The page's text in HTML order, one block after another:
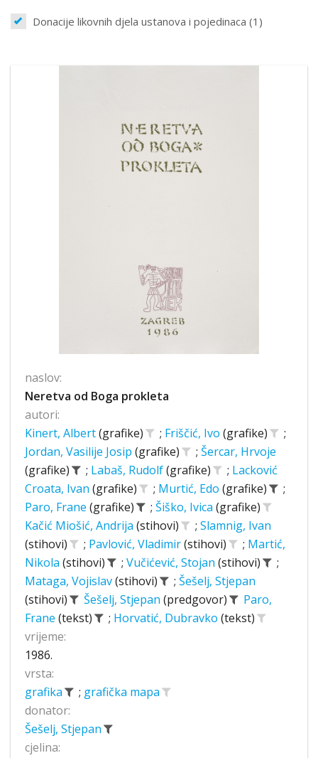
Donacije likovnih djela ustanova i pojedinaca (1)
naslov:
Neretva od Boga prokleta
autori:
Kinert, Albert(grafike) ; Friščić, Ivo (grafike)
;
Jordan, Vasilije Josip (grafike) ; Šercar, Hrvoje
(grafike)
; Labaš, Rudolf(grafike) ; Lacković
Croata, Ivan (grafike) ; Murtić, Edo (grafike)
;
Paro, Frane (grafike) ; Šiško, Ivica (grafike)
Kačić Miošić, Andrija (stihovi) ; Slamnig, Ivan
(stihovi)
; Pavlović, Vladimir(stihovi) ; Martić,
Nikola (stihovi) ; Vučićević, Stojan (stihovi)
;
Mataga, Vojislav(stihovi) ; Šešelj, Stjepan
(stihovi)
Šešelj, Stjepan (predgovor)
Paro,
Frane (tekst) ; Horvatić, Dubravko (tekst)
vrijeme:
1986.
vrsta:
grafika
; grafička mapa
donator:
Šešelj, Stjepan
cjelina: